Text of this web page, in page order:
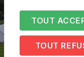
TOUT
TOUT